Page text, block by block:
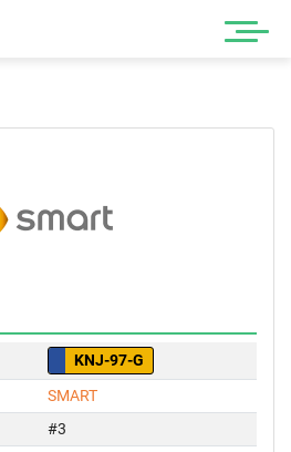
KNJ-97-G
SMART
#3